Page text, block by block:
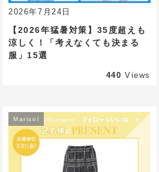
2026年7月24日
【2026年猛暑対策】35度超えも
涼しく！「考えなくても決まる
服」15選
440 Views
Marisol